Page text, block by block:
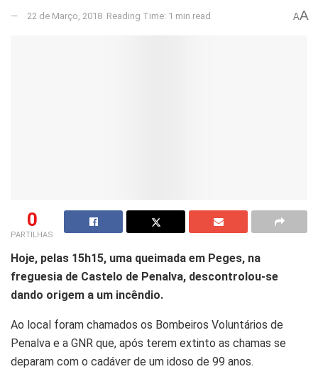
22 de Março, 2018 Reading Time: 1 min read AA
0
PARTILHAS
Hoje, pelas 15h15, uma queimada em Peges, na
freguesia de Castelo de Penalva, descontrolou-se
dando origem a um incêndio.
Ao local foram chamados os Bombeiros Voluntários de
Penalva e a GNR que, após terem extinto as chamas se
deparam com o cadáver de um idoso de 99 anos.